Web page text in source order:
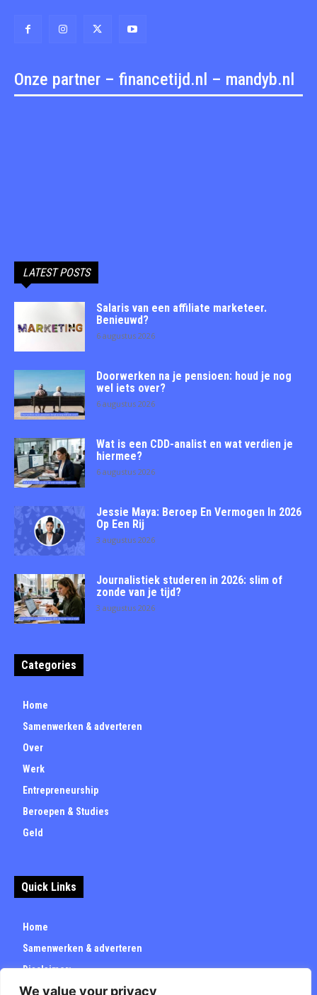
We value your privacy
Onze partner – financetijd.nl – mandyb.nl
LATEST POSTS
Salaris van een affiliate marketeer.
Benieuwd?
6 augustus 2026
Doorwerken na je pensioen: houd je nog
wel iets over?
6 augustus 2026
Wat is een CDD-analist en wat verdien je
hiermee?
6 augustus 2026
Jessie Maya: Beroep En Vermogen In 2026
Op Een Rij
3 augustus 2026
Journalistiek studeren in 2026: slim of
zonde van je tijd?
3 augustus 2026
Categories
Home
Samenwerken & adverteren
Over
Werk
Entrepreneurship
Beroepen & Studies
Geld
Quick Links
Home
Samenwerken & adverteren
Disclaimer:
Over